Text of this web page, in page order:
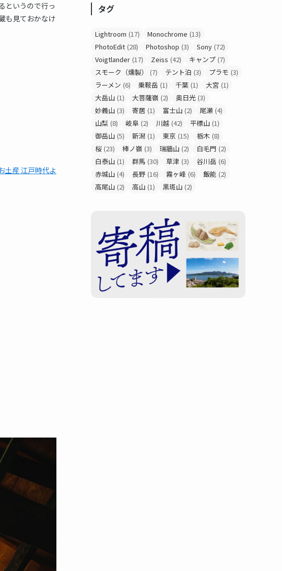
というので行っ
も見ておかなけ
土産 江戸時代よ
タグ
Lightroom (17) Monochrome (13)
PhotoEdit (28) Photoshop (3) Sony (72)
Voigtlander (17) Zeiss (42) キャンプ (7)
スモーク（燻製）
(7) テント泊 (3) プラモ (3)
ラーメン (6) 乗鞍岳 (1) 千葉 (1) 大宮 (1)
大岳山 (1) 大菩薩嶺 (2) 奥日光 (3)
妙義山 (3) 寄居 (1) 富士山 (2) 尾瀬 (4)
山梨 (8) 岐阜 (2) 川越 (42) 平標山 (1)
御岳山 (5) 新潟 (1) 東京 (15) 栃木 (8)
桜 (23) 棒ノ嶺 (3) 瑞牆山 (2) 白毛門 (2)
白泰山 (1) 群馬 (30) 草津 (3) 谷川岳 (6)
赤城山 (4) 長野 (16) 霧ヶ峰 (6) 飯能 (2)
高尾山 (2) 高山 (1) 黒斑山 (2)